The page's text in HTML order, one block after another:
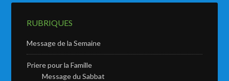
RUBRIQUES
Message de la Semaine
Priere pour la Famille
Message du Sabbat